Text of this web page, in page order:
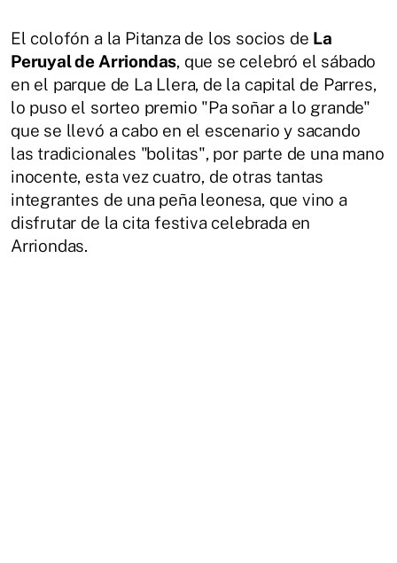
El colofón a la Pitanza de los socios de La
Peruyal de Arriondas, que se celebró el sábado
en el parque de La Llera, de la capital de Parres,
lo puso el sorteo premio "Pa soñar a lo grande"
que se llevó a cabo en el escenario y sacando
las tradicionales "bolitas", por parte de una mano
inocente, esta vez cuatro, de otras tantas
integrantes de una peña leonesa, que vino a
disfrutar de la cita festiva celebrada en
Arriondas.